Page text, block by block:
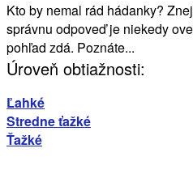
Kto by nemal rád hádanky?
správnu odpoveď je niekedy
pohľad zdá. Poznáte...
Úroveň obtiažnosti:
Ľahké
Stredne ťažké
Ťažké